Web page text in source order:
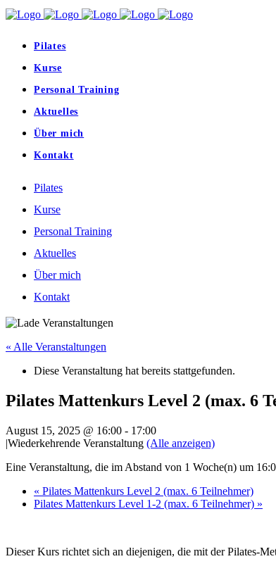
Pilates
Kurse
Personal Training
Aktuelles
Über mich
Kontakt
Pilates
Kurse
Personal Training
Aktuelles
Über mich
Kontakt
« Alle Veranstaltungen
Diese Veranstaltung hat bereits stattgefunden.
Pilates Mattenkurs Level 2 (max. 6
August 15, 2025 @ 16:00 - 17:00
|Wiederkehrende Veranstaltung (Alle anzeigen)
Eine Veranstaltung, die im Abstand von 1 Woche(n) um
« Pilates Mattenkurs Level 2 (max. 6 Teilnehmer)
Pilates Mattenkurs Level 1-2 (max. 6 Teilnehmer) »
Dieser Kurs richtet sich an diejenigen, die mit der Pilates-